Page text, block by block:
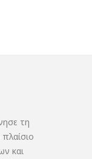
τη
και